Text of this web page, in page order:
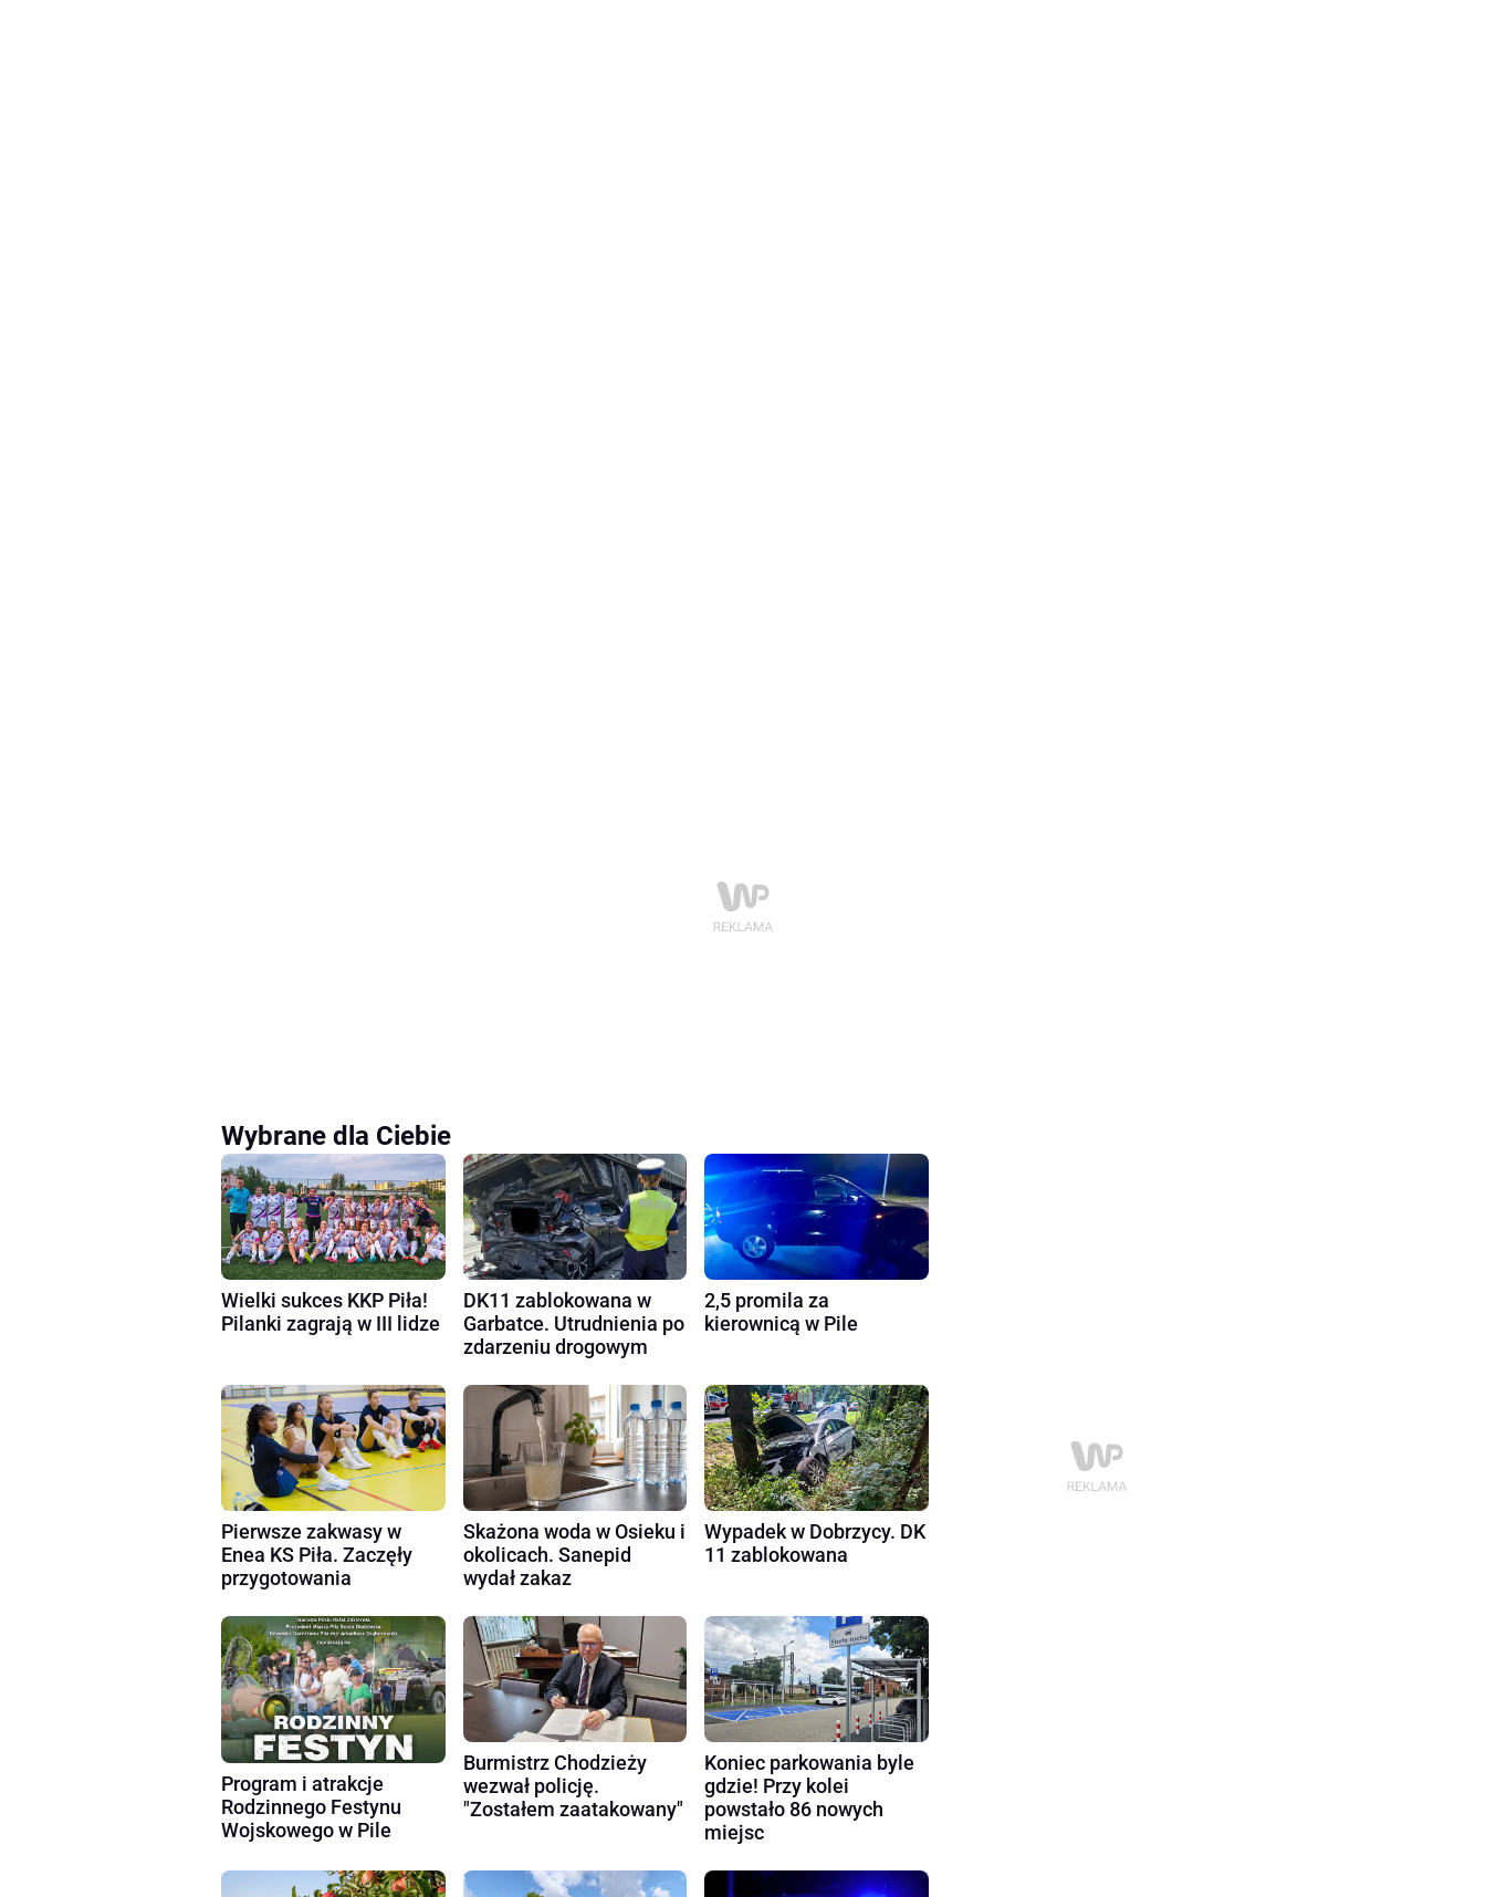
Wybrane dla Ciebie
Wielki sukces KKP Piła!
Pilanki zagrają w III lidze
DK11 zablokowana w
Garbatce. Utrudnienia po
zdarzeniu drogowym
2,5 promila za
kierownicą w Pile
Pierwsze zakwasy w
Enea KS Piła. Zaczęły
przygotowania
Skażona woda w Osieku i
okolicach. Sanepid
wydał zakaz
Wypadek w Dobrzycy. DK
11 zablokowana
Program i atrakcje
Rodzinnego Festynu
Wojskowego w Pile
Burmistrz Chodzieży
wezwał policję.
"Zostałem zaatakowany"
Koniec parkowania byle
gdzie! Przy kolei
powstało 86 nowych
miejsc